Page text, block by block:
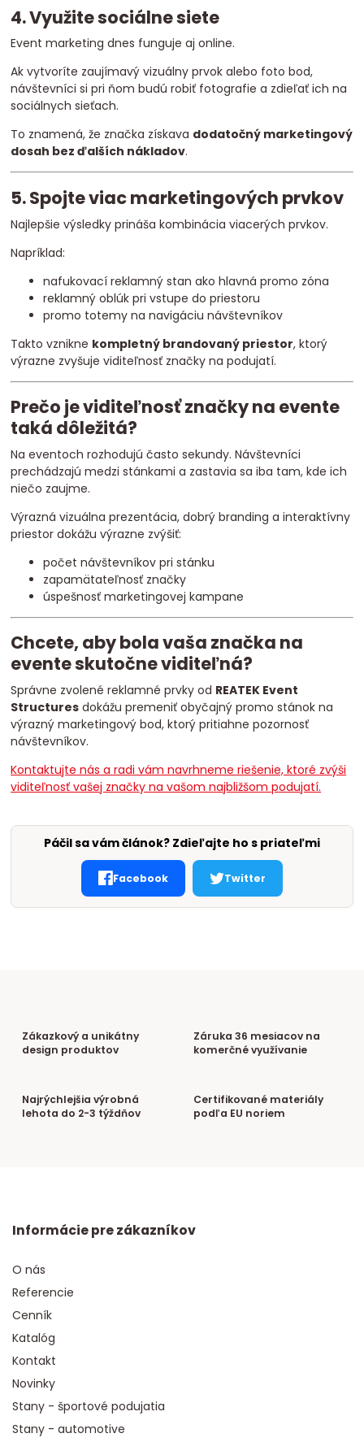
4. Využite sociálne siete
Event marketing dnes funguje aj online.
Ak vytvoríte zaujímavý vizuálny prvok alebo foto bod,
návštevníci si pri ňom budú robiť fotografie a zdieľať ich na
sociálnych sieťach.
To znamená, že značka získava dodatočný marketingový
dosah bez ďalších nákladov.
5. Spojte viac marketingových prvkov
Najlepšie výsledky prináša kombinácia viacerých prvkov.
Napríklad:
nafukovací reklamný stan ako hlavná promo zóna
reklamný oblúk pri vstupe do priestoru
promo totemy na navigáciu návštevníkov
Takto vznikne kompletný brandovaný priestor, ktorý
výrazne zvyšuje viditeľnosť značky na podujatí.
Prečo je viditeľnosť značky na evente
taká dôležitá?
Na eventoch rozhodujú často sekundy. Návštevníci
prechádzajú medzi stánkami a zastavia sa iba tam, kde ich
niečo zaujme.
Výrazná vizuálna prezentácia, dobrý branding a interaktívny
priestor dokážu výrazne zvýšiť:
počet návštevníkov pri stánku
zapamätateľnosť značky
úspešnosť marketingovej kampane
Chcete, aby bola vaša značka na
evente skutočne viditeľná?
Správne zvolené reklamné prvky od REATEK Event
Structures dokážu premeniť obyčajný promo stánok na
výrazný marketingový bod, ktorý pritiahne pozornosť
návštevníkov.
Kontaktujte nás a radi vám navrhneme riešenie, ktoré zvýši
viditeľnosť vašej značky na vašom najbližšom podujatí.
Páčil sa vám článok? Zdieľajte ho s priateľmi
Facebook Twitter
Zákazkový a unikátny
design produktov
Záruka 36 mesiacov na
komerčné využívanie
Najrýchlejšia výrobná
lehota do 2-3 týždňov
Certifikované materiály
podľa EU noriem
Informácie pre zákazníkov
O nás
Referencie
Cenník
Katalóg
Kontakt
Novinky
Stany - športové podujatia
Stany - automotive